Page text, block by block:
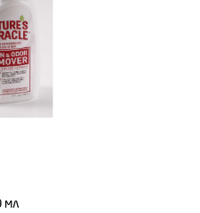
мл